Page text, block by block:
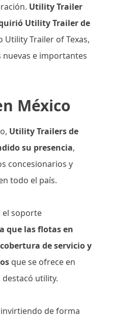
Utility Trailer
Utility Trailer de
Trailer of Texas,
e importantes
México
Utility Trailers de
su presencia,
concesionarios y
todo el país.
el soporte
que las flotas en
de servicio y
que se ofrece en
destacó utility.
de forma